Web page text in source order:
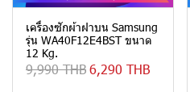
เครื่องซักผ้าฝาบน Samsung
รุ่น WA40F12E4BST ขนาด
12 Kg.
9,990 THB6,290 THB